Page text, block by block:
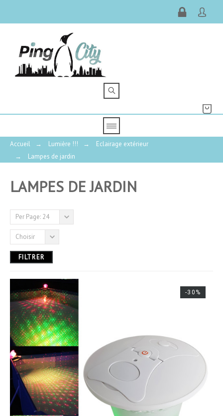
Accueil → Lumière !!! →
Eclairage extérieur
→
Lampes de jardin
PRIX
8,00 € - 50,00 €
LAMPES DE JARDIN
Per Page: 24
Choisir
FILTRER
-30%